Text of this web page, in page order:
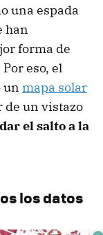
una espada
han
forma de
eso, el
un mapa solar
un vistazo
el salto a la
los datos